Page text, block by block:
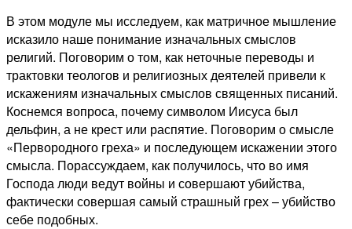
В этом модуле мы исследуем, как матричное мышление
исказило наше понимание изначальных смыслов
религий. Поговорим о том, как неточные переводы и
трактовки теологов и религиозных деятелей привели к
искажениям изначальных смыслов священных писаний.
Коснемся вопроса, почему символом Иисуса был
дельфин, а не крест или распятие. Поговорим о смысле
«Первородного греха» и последующем искажении этого
смысла. Порассуждаем, как получилось, что во имя
Господа люди ведут войны и совершают убийства,
фактически совершая самый страшный грех – убийство
себе подобных.